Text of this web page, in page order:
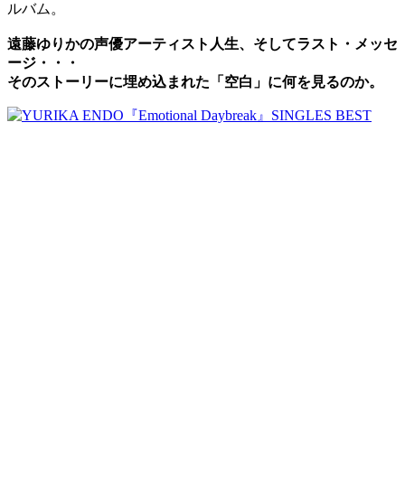
ルバム。
遠藤ゆりかの声優アーティスト人生、そしてラスト・メッセ
ージ・・・
そのストーリーに埋め込まれた「空白」に何を見るのか。